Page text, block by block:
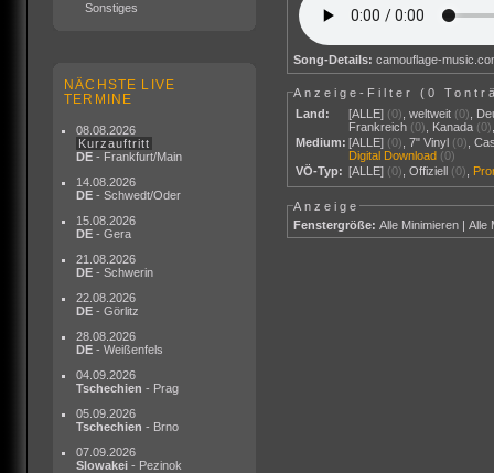
Sonstiges
NÄCHSTE LIVE
TERMINE
08.08.2026
Kurzauftritt
DE - Frankfurt/Main
14.08.2026
DE - Schwedt/Oder
15.08.2026
DE - Gera
21.08.2026
DE - Schwerin
22.08.2026
DE - Görlitz
28.08.2026
DE - Weißenfels
04.09.2026
Tschechien - Prag
05.09.2026
Tschechien - Brno
07.09.2026
Slowakei - Pezinok
Song-Details: camouflage-
Anzeige-Filter (0
Land:
[ALLE] (0) ,weltweit (0)
Frankreich (0) Kanada (0)
Medium: [ALLE] (0) ,7" Vinyl (0) ,
Digital Download (0)
VÖ-Typ: [ALLE] (0) ,Offiziell (0)
Anzeige
Fenstergröße: Alle Minimieren |Alle